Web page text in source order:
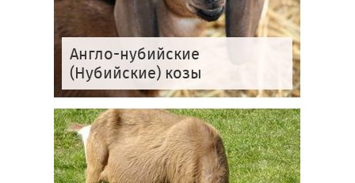
Англо-нубийские
(Нубийские) козы